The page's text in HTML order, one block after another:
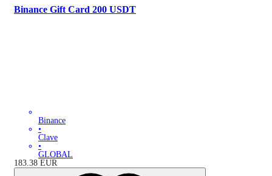
Binance Gift Card 200 USDT
Binance
•
Clave
•
GLOBAL
183.38 EUR